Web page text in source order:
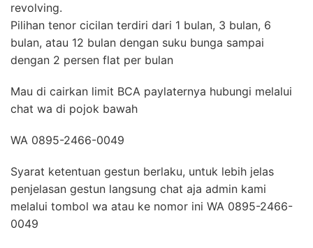
revolving.
Pilihan tenor cicilan terdiri dari 1 bulan, 3 bulan, 6
bulan, atau 12 bulan dengan suku bunga sampai
dengan 2 persen flat per bulan
Mau di cairkan limit BCA paylaternya hubungi melalui
chat wa di pojok bawah
WA 0895-2466-0049
Syarat ketentuan gestun berlaku, untuk lebih jelas
penjelasan gestun langsung chat aja admin kami
melalui tombol wa atau ke nomor ini WA 0895-2466-
0049